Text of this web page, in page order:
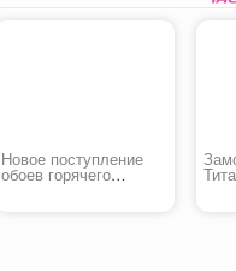
Новое поступление
обоев горячего
тиснения